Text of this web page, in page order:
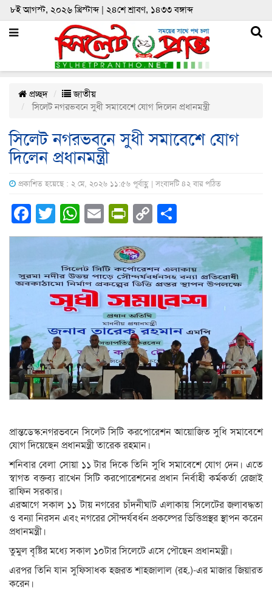
৮ই আগস্ট, ২০২৬ খ্রিস্টাব্দ | ২৪শে শ্রাবণ, ১৪৩৩ বঙ্গাব্দ
প্রচ্ছদ
জাতীয়
সিলেট নগরভবনে সুধী সমাবেশে যোগ দিলেন প্রধানমন্ত্রী
সিলেট নগরভবনে সুধী সমাবেশে যোগ
দিলেন প্রধানমন্ত্রী
প্রকাশিত হয়েছে : ২ মে, ২০২৬ ১১:৫৬ পূর্বাহ্ণ | সংবাদটি ৪২ বার পঠিত
Facebook
Twitter
WhatsApp
EmailPrintFriendly
Copy
Link
প্রান্তডেস্ক:নগরভবনে সিলেট সিটি করপোরেশন আয়োজিত সুধি সমাবেশে
যোগ দিয়েছেন প্রধানমন্ত্রী তারেক রহমান।
শনিবার বেলা সোয়া ১১ টার দিকে তিনি সুধি সমাবেশে যোগ দেন। এতে
স্বাগত বক্তব্য রাখেন সিটি করপোরেশনের প্রধান নির্বাহী কর্মকর্তা রেজাই
রাফিন সরকার।
এরআগে সকাল ১১ টায় নগরের চাঁদনীঘাট এলাকায় সিলেটের জলাবদ্ধতা
ও বন্যা নিরসন এবং নগরের সৌন্দর্যবর্ধন প্রকল্পের ভিত্তিপ্রস্থর স্থাপন করেন
প্রধানমন্ত্রী।
তুমুল বৃষ্টির মধ্যে সকাল ১০টার সিলেটে এসে পৌছেন প্রধানমন্ত্রী।
এরপর তিনি যান সুফিসাধক হজরত শাহজালাল (রহ.)-এর মাজার জিয়ারত
করেন।